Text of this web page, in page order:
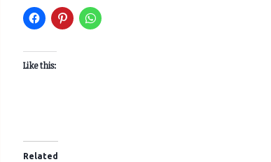
Like this:
Related